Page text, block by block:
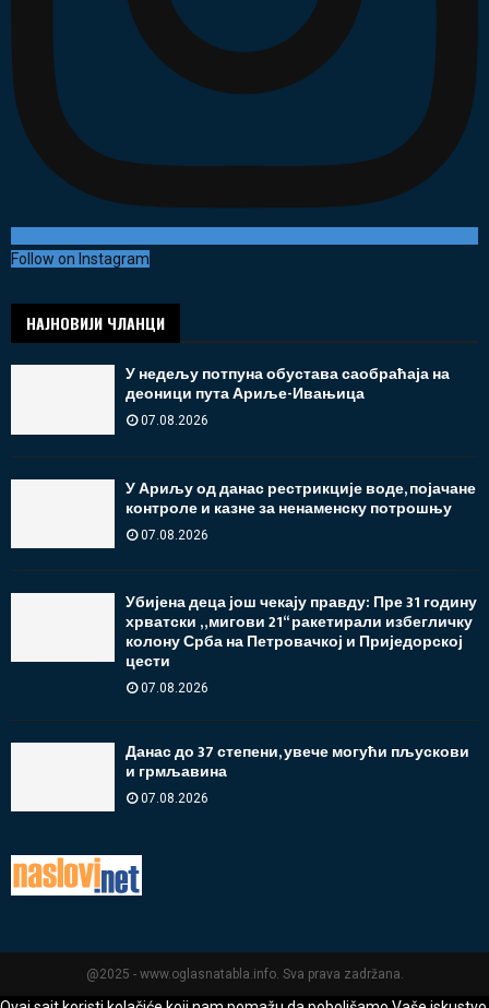
Follow on Instagram
НАЈНОВИЈИ ЧЛАНЦИ
У недељу потпуна обустава саобраћаја на
деоници пута Ариље-Ивањица
07.08.2026
У Ариљу од данас рестрикције воде, појачане
контроле и казне за ненаменску потрошњу
07.08.2026
Убијена деца још чекају правду: Пре 31 годину
хрватски „мигови 21“ ракетирали избегличку
колону Срба на Петровачкој и Приједорској
цести
07.08.2026
Данас до 37 степени, увече могући пљускови
и грмљавина
07.08.2026
@2025 - www.oglasnatabla.info. Sva prava zadržana.